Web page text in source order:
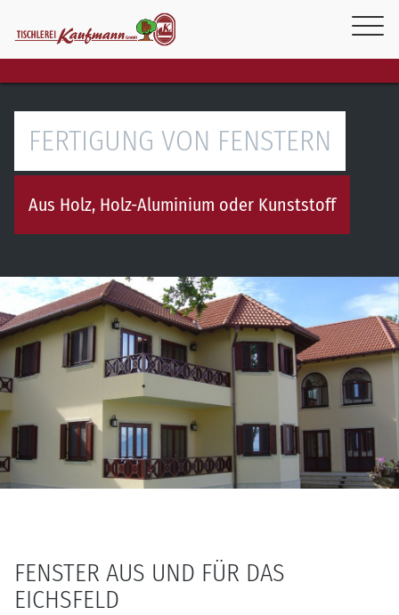
FERTIGUNG VON FENSTERN
Aus Holz, Holz-Aluminium oder Kunststoff
FENSTER AUS UND FÜR DAS
EICHSFELD